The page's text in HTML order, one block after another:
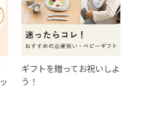
ギフトを贈ってお祝いしよ
う！